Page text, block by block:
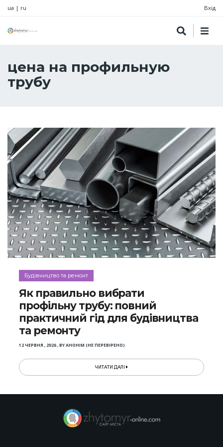
ua | ru Вхід
цена на профильную
трубу
Будівництво та ремонт
Як правильно вибрати
профільну трубу: повний
практичний гід для будівництва
та ремонту
12 ЧЕРВНЯ , 2026,BYАНОНІМ (НЕ ПЕРЕВІРЕНО)
ЧИТАТИ ДАЛІ